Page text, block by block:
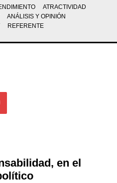
ATRACTIVIDAD
ANÁLISIS Y OPINIÓN
REFERENTE
en el